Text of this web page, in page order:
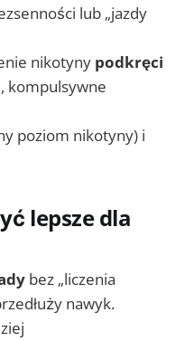
lub „jazdy
nikotyny podkręci
kompulsywne
poziom nikotyny) i
lepsze dla
bez „liczenia
nawyk.